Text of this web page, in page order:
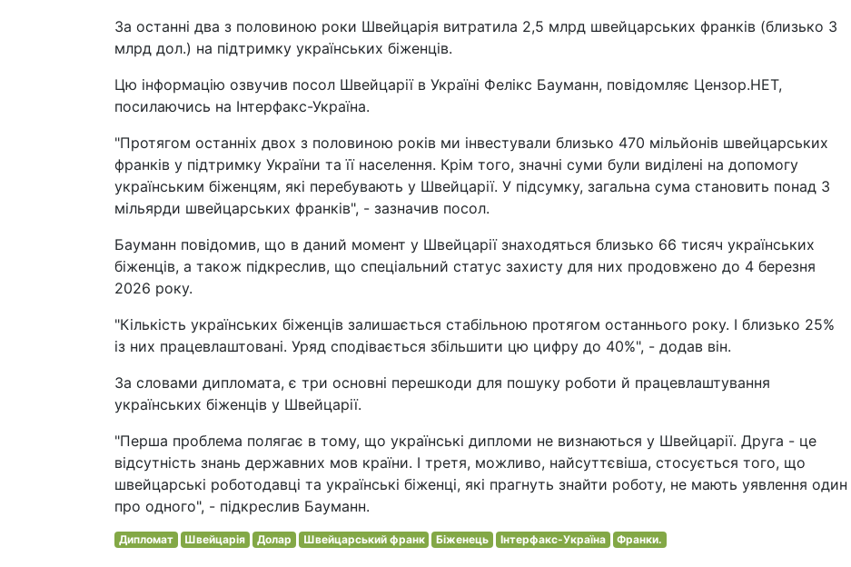
За останні два з половиною роки Швейцарія витратила 2,5 млрд швейцарських франків (близько 3
млрд дол.) на підтримку українських біженців.
Цю інформацію озвучив посол Швейцарії в Україні Фелікс Бауманн, повідомляє Цензор.НЕТ,
посилаючись на Інтерфакс-Україна.
"Протягом останніх двох з половиною років ми інвестували близько 470 мільйонів швейцарських
франків у підтримку України та її населення. Крім того, значні суми були виділені на допомогу
українським біженцям, які перебувають у Швейцарії. У підсумку, загальна сума становить понад 3
мільярди швейцарських франків", - зазначив посол.
Бауманн повідомив, що в даний момент у Швейцарії знаходяться близько 66 тисяч українських
біженців, а також підкреслив, що спеціальний статус захисту для них продовжено до 4 березня
2026 року.
"Кількість українських біженців залишається стабільною протягом останнього року. І близько 25%
із них працевлаштовані. Уряд сподівається збільшити цю цифру до 40%", - додав він.
За словами дипломата, є три основні перешкоди для пошуку роботи й працевлаштування
українських біженців у Швейцарії.
"Перша проблема полягає в тому, що українські дипломи не визнаються у Швейцарії. Друга - це
відсутність знань державних мов країни. І третя, можливо, найсуттєвіша, стосується того, що
швейцарські роботодавці та українські біженці, які прагнуть знайти роботу, не мають уявлення один
про одного", - підкреслив Бауманн.
Дипломат Швейцарія Долар Швейцарський франк Біженець Інтерфакс-Україна Франки.